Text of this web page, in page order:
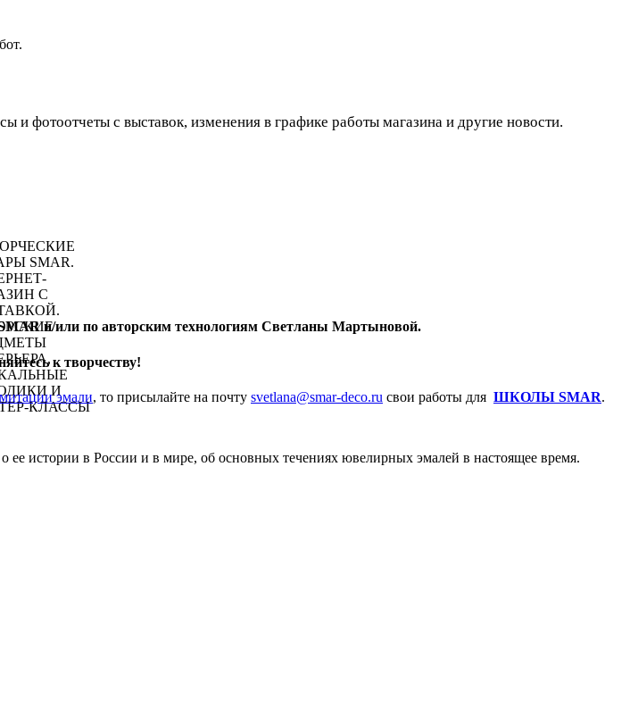
и фотоотчеты с выставок, изменения в графике работы магазина и другие новости.
и/или по авторским технологиям Светланы Мартыновой.
к творчеству!
эмали, то присылайте на почту svetlana@smar-deco.ru свои работы для ШКОЛЫ SMAR.
ее истории в России и в мире, об основных течениях ювелирных эмалей в настоящее время.